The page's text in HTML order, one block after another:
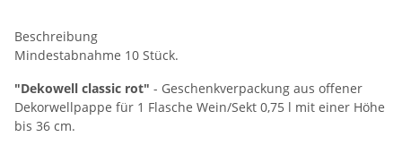
Beschreibung
Mindestabnahme 10 Stück.
"Dekowell classic rot" - Geschenkverpackung aus offener
Dekorwellpappe für 1 Flasche Wein/Sekt 0,75 l mit einer Höhe
bis 36 cm.